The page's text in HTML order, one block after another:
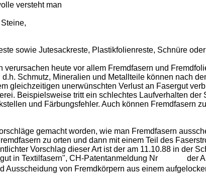
versteht man
sowie Jutesackreste, Plastikfolienreste, Schnüre
heute vor allem Fremdfasern und
Schmutz, Mineralien und Metall­teile können nach
gleichzeitigen unerwünschten Verlust an Fasergut
Beispielsweise tritt ein schlechtes Laufverhalten
und Färbungsfehler. Auch können
gemacht worden, wie man Fremdfasern
zu orten und dann mit einem Teil des
Vorschlag dieser Art ist der am 11.10.88 in der
in Textilfasern", CH-Patentanmeldung Nr der
Ausscheidung von Fremdkörpern aus einem